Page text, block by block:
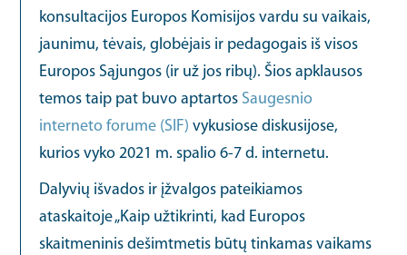
konsultacijos Europos Komisijos vardu su vaikais,
jaunimu, tėvais, globėjais ir pedagogais iš visos
Europos Sąjungos (ir už jos ribų). Šios apklausos
temos taip pat buvo aptartos Saugesnio
interneto forume (SIF) vykusiose diskusijose,
kurios vyko 2021 m. spalio 6-7 d. internetu.
Dalyvių išvados ir įžvalgos pateikiamos
ataskaitoje „Kaip užtikrinti, kad Europos
skaitmeninis dešimtmetis būtų tinkamas vaikams